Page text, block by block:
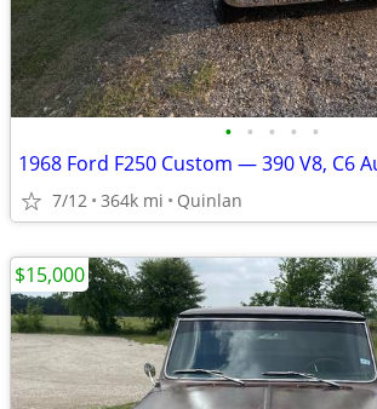
• • • • •
7/12 364k mi Quinlan
$15,000